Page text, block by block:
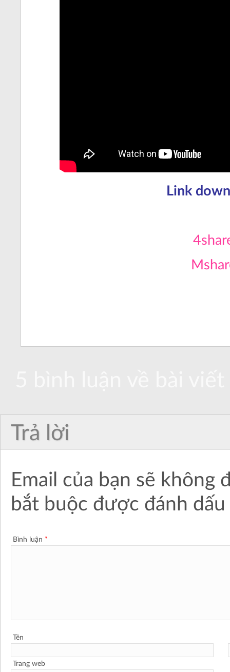
Link
Trả lời
Email của bạn sẽ
bắt buộc được đánh dấu
Bình luận *
Tên
Trang web